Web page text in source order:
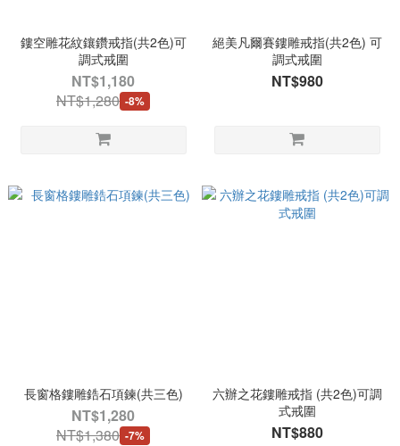
鏤空雕花紋鑲鑽戒指(共2色)可
調式戒圍
NT$1,180
NT$1,280 -8%
絕美凡爾賽鏤雕戒指(共2色) 可
調式戒圍
NT$980
長窗格鏤雕鋯石項鍊(共三色)
NT$1,280
NT$1,380 -7%
六辦之花鏤雕戒指 (共2色)可調
式戒圍
NT$880